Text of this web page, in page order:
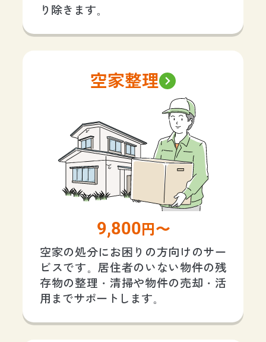
り除きます。
空家整理
9,800 円〜
空家の処分にお困りの方向けのサー
ビスです。居住者のいない物件の残
存物の整理・清掃や物件の売却・活
用までサポートします。